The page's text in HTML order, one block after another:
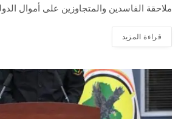
ملاحقة الفاسدين والمتجاوزين على أموال
قراءة المزيد